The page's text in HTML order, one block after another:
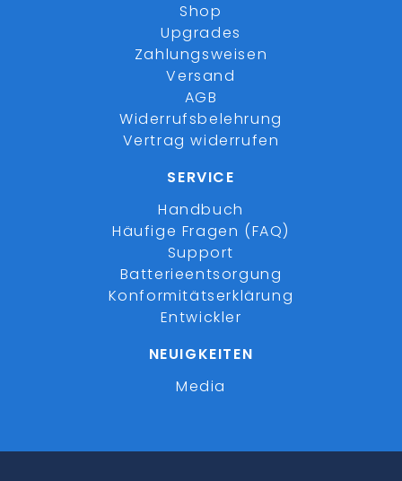
Shop
Upgrades
Zahlungsweisen
Versand
AGB
Widerrufsbelehrung
Vertrag widerrufen
SERVICE
Handbuch
Häufige Fragen (FAQ)
Support
Batterieentsorgung
Konformitätserklärung
Entwickler
NEUIGKEITEN
Media